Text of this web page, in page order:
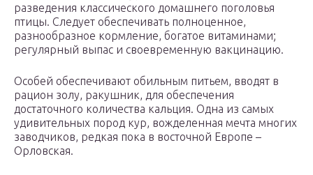
разведения классического домашнего поголовья
птицы. Следует обеспечивать полноценное,
разнообразное кормление, богатое витаминами;
регулярный выпас и своевременную вакцинацию.
Особей обеспечивают обильным питьем, вводят в
рацион золу, ракушник, для обеспечения
достаточного количества кальция. Одна из самых
удивительных пород кур, вожделенная мечта многих
заводчиков, редкая пока в восточной Европе –
Орловская.